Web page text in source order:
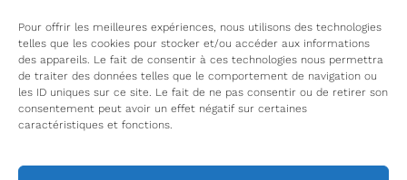
Pour offrir les meilleures expériences, nous utilisons des technologies
telles que les cookies pour stocker et/ou accéder aux informations
des appareils. Le fait de consentir à ces technologies nous permettra
de traiter des données telles que le comportement de navigation ou
les ID uniques sur ce site. Le fait de ne pas consentir ou de retirer son
consentement peut avoir un effet négatif sur certaines
caractéristiques et fonctions.
Agir ensemble
Mentions légales
Politique de confidentialité
Les Insatiables, une association du